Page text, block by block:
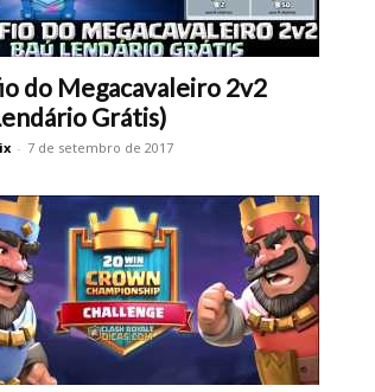
do Megacavaleiro 2v2
Grátis)
- 7 de setembro de 2017